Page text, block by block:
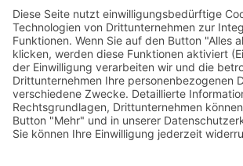
durchzustarten.
TEILNEHMER
Feedback